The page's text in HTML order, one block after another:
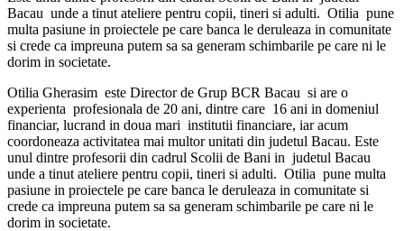
Bacau unde a tinut ateliere pentru copii, tineri si adulti. Otilia pune
multa pasiune in proiectele pe care banca le deruleaza in comunitate
si crede ca impreuna putem sa sa generam schimbarile pe care ni le
dorim in societate.
Otilia Gherasim este Director de Grup BCR Bacau si are o
experienta profesionala de 20 ani, dintre care 16 ani in domeniul
financiar, lucrand in doua mari institutii financiare, iar acum
coordoneaza activitatea mai multor unitati din judetul Bacau. Este
unul dintre profesorii din cadrul Scolii de Bani in judetul Bacau
unde a tinut ateliere pentru copii, tineri si adulti. Otilia pune multa
pasiune in proiectele pe care banca le deruleaza in comunitate si
crede ca impreuna putem sa sa generam schimbarile pe care ni le
dorim in societate.